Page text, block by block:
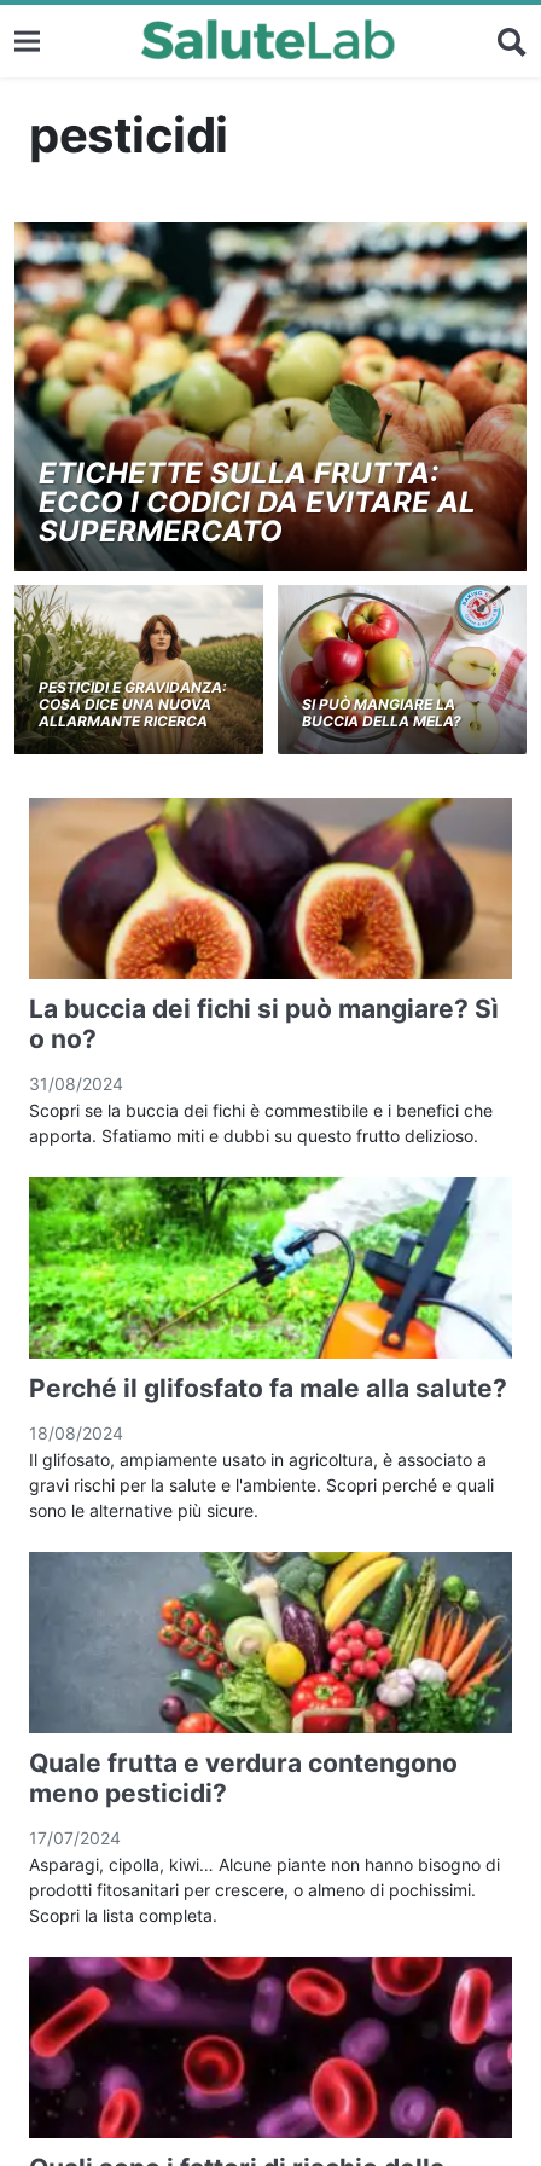
pesticidi
ETICHETTE SULLA FRUTTA:
ECCO I CODICI DA EVITARE AL
SUPERMERCATO
PESTICIDI E GRAVIDANZA:
COSA DICE UNA NUOVA
ALLARMANTE RICERCA
SI PUÒ MANGIARE LA
BUCCIA DELLA MELA?
La buccia dei fichi si può mangiare? Sì
o no?
31/08/2024
Scopri se la buccia dei fichi è commestibile e i benefici che
apporta. Sfatiamo miti e dubbi su questo frutto delizioso.
Perché il glifosfato fa male alla salute?
18/08/2024
Il glifosato, ampiamente usato in agricoltura, è associato a
gravi rischi per la salute e l'ambiente. Scopri perché e quali
sono le alternative più sicure.
Quale frutta e verdura contengono
meno pesticidi?
17/07/2024
Asparagi, cipolla, kiwi… Alcune piante non hanno bisogno di
prodotti fitosanitari per crescere, o almeno di pochissimi.
Scopri la lista completa.